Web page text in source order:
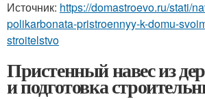
Источник: https://domastroevo.ru/stati/
polikarbonata-pristroennyy-k-domu-
stroitelstvo
Пристенный навес из
и подготовка